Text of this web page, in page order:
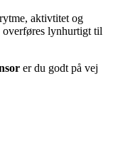
aktivtitet og
lynhurtigt til
er du godt på vej